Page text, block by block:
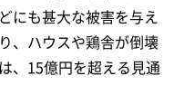
にも甚大な被害を与え
、ハウスや鶏舎が倒壊
、15億円を超える見通